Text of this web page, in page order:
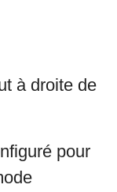
à droite de
pour